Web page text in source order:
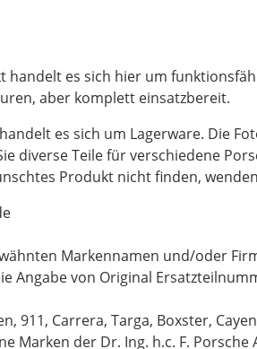
handelt es sich hier um
aber komplett einsatzbereit.
es sich um Lagerware. Die
diverse Teile für verschiedene
Produkt nicht finden,
Markennamen und/oder
Angabe von Original
911, Carrera, Targa, Boxster,
Marken der Dr. Ing. h.c. F. Porsche